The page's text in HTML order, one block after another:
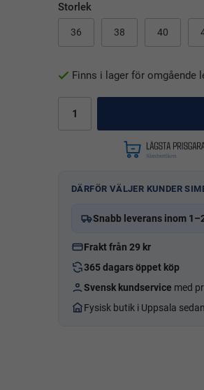
Storlek
36 38 40
Finns i lager för omgående
DÄRFÖR VÄLJER KUNDER
Snabb leverans inom
Frakt från 29 kr
365 dagars öppet köp
Svensk kundservice med
Fysisk butik i Uppsala